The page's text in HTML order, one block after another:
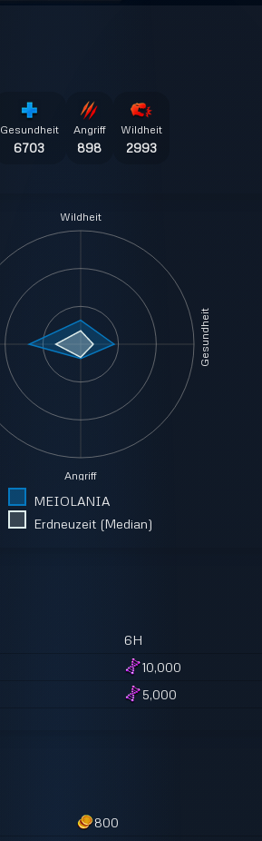
Gesundheit
6703
Angriff
898
Wildheit
2993
Wildheit
Gesundheit
Angriff
MEIOLANIA
Erdneuzeit (Median)
6H
10,000
5,000
800